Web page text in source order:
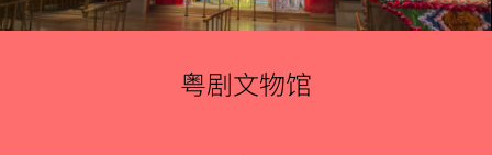
粤剧文物馆